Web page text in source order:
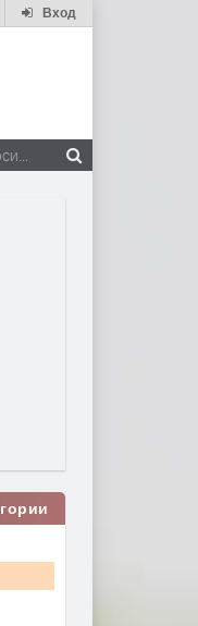
Вход